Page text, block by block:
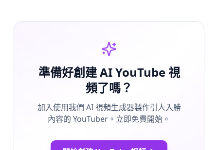
準備好創建 AI YouTube 視
頻了嗎？
加入使用我們 AI 視頻生成器製作引人入勝
內容的 YouTuber。立即免費開始。